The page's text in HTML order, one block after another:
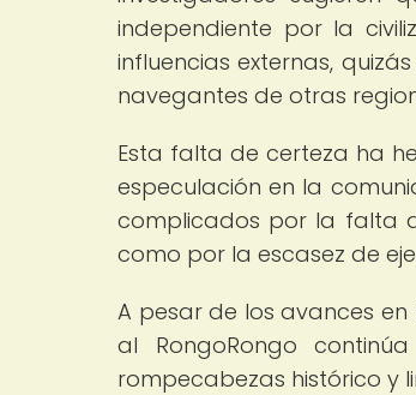
independiente por la
influencias externas,
navegantes de otras
Esta falta de certeza ha
especulación en la
complicados por la falta
como por la escasez de
A pesar de los avances
al RongoRongo
rompecabezas histórico y